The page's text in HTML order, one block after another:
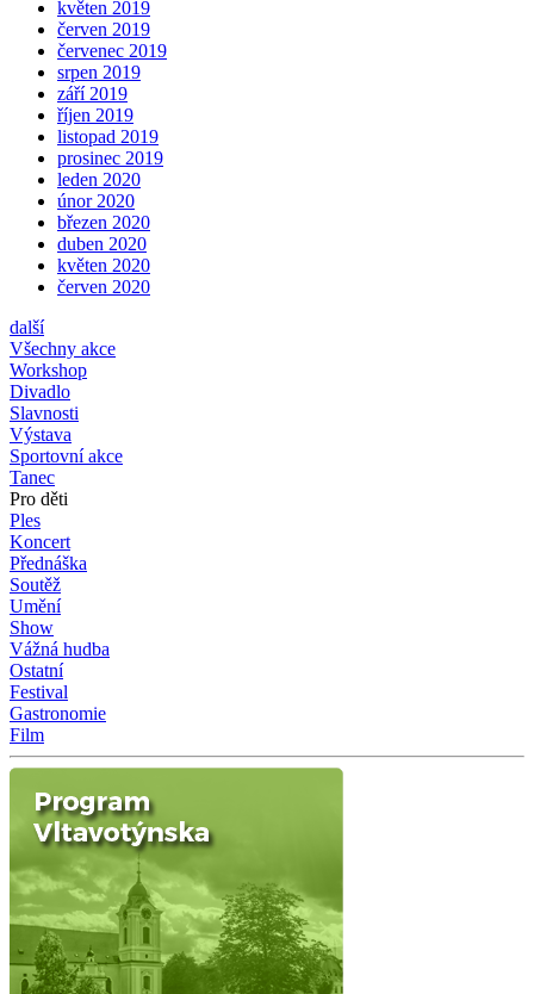
květen 2019
červen 2019
červenec 2019
srpen 2019
září 2019
říjen 2019
listopad 2019
prosinec 2019
leden 2020
únor 2020
březen 2020
duben 2020
květen 2020
červen 2020
další
Všechny akce
Workshop
Divadlo
Slavnosti
Výstava
Sportovní akce
Tanec
Pro děti
Ples
Koncert
Přednáška
Soutěž
Umění
Show
Vážná hudba
Ostatní
Festival
Gastronomie
Film